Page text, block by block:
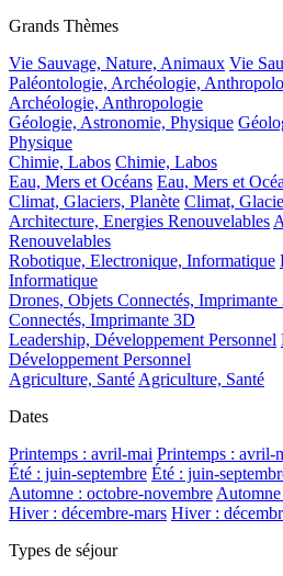
Grands Thèmes
Vie Sauvage, Nature, Animaux Vie
Paléontologie, Archéologie,
Archéologie, Anthropologie
Géologie, Astronomie, Physique
Physique
Chimie, Labos Chimie, Labos
Eau, Mers et Océans Eau, Mers et
Climat, Glaciers, Planète Climat,
Architecture, Energies Renouvelables
Renouvelables
Robotique, Electronique, Informatique
Informatique
Drones, Objets Connectés, Imprimante
Connectés, Imprimante 3D
Leadership, Développement Personnel
Développement Personnel
Agriculture, Santé Agriculture, Santé
Dates
Printemps : avril-mai Printemps : avril-
Été : juin-septembre Été : juin-
Automne : octobre-novembre
Hiver : décembre-mars Hiver :
Types de séjour